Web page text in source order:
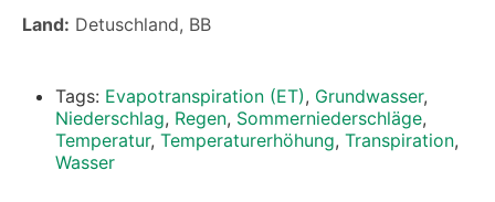
Land: Detuschland, BB
Tags: Evapotranspiration (ET), Grundwasser,
Niederschlag, Regen, Sommerniederschläge,
Temperatur, Temperaturerhöhung, Transpiration,
Wasser